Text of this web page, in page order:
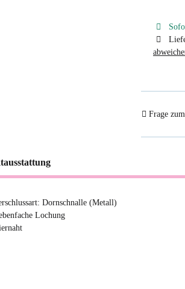
Frage
Dornschnalle (Metall)
Lochung